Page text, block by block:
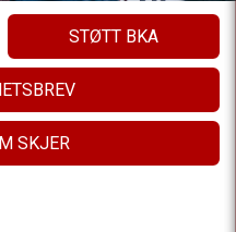
STØTT BKA
SKJER